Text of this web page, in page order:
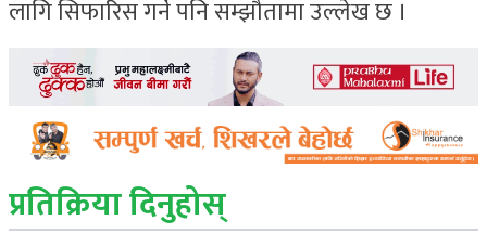
लागि सिफारिस गर्ने पनि सम्झौतामा उल्लेख छ ।
प्रतिक्रिया दिनुहोस्